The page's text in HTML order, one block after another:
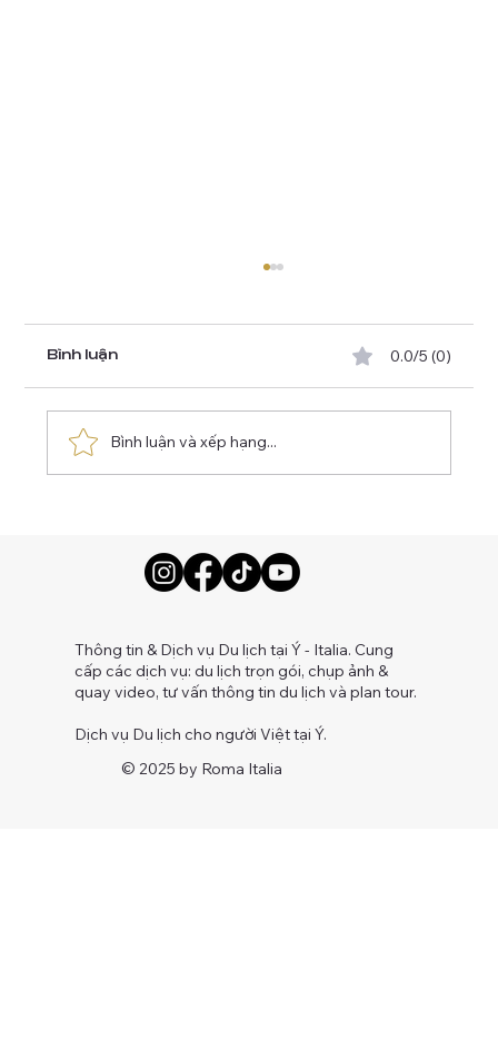
Bình luận 0.0/5 (0)
Bình luận và xếp hạng...
Thông tin & Dịch vụ Du lịch tại Ý - Italia. Cung
cấp các dịch vụ: du lịch trọn gói, chụp ảnh &
quay video, tư vấn thông tin du lịch và plan tour.
Dịch vụ Du lịch cho người Việt tại Ý.
© 2025 by Roma Italia